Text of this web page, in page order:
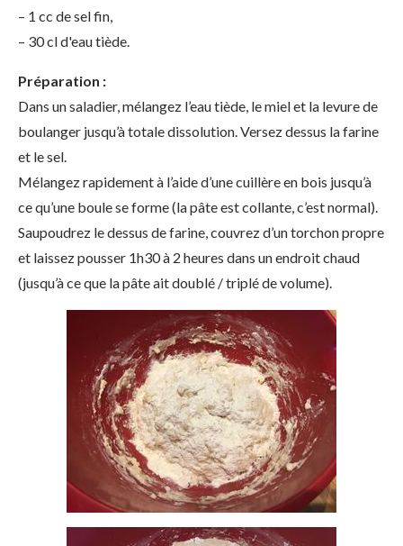
– 1 cc de sel fin,
– 30 cl d'eau tiède.
Préparation :
Dans un saladier, mélangez l’eau tiède, le miel et la levure de
boulanger jusqu’à totale dissolution. Versez dessus la farine
et le sel.
Mélangez rapidement à l’aide d’une cuillère en bois jusqu’à
ce qu’une boule se forme (la pâte est collante, c’est normal).
Saupoudrez le dessus de farine, couvrez d’un torchon propre
et laissez pousser 1h30 à 2 heures dans un endroit chaud
(jusqu’à ce que la pâte ait doublé / triplé de volume).